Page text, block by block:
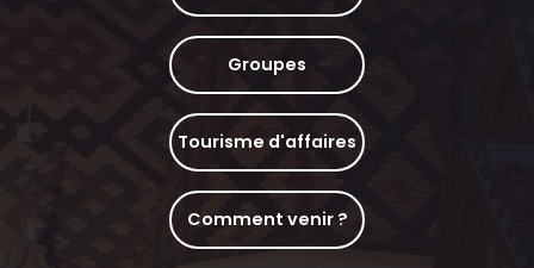
Groupes
Tourisme d'affaires
Comment venir ?